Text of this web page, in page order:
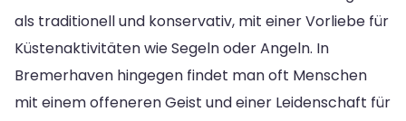
als traditionell und konservativ, mit einer Vorliebe für
Küstenaktivitäten wie Segeln oder Angeln. In
Bremerhaven hingegen findet man oft Menschen
mit einem offeneren Geist und einer Leidenschaft für